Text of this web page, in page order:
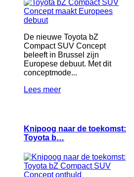
De nieuwe Toyota bZ
Compact SUV Concept
beleeft in Brussel zijn
Europese debuut. Met dit
conceptmode...
Lees meer
Knipoog naar de toekomst:
Toyota b…